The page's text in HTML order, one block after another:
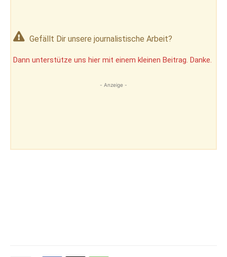
Gefällt Dir unsere journalistische Arbeit?
Dann unterstütze uns hier mit einem kleinen Beitrag. Danke.
- Anzeige -